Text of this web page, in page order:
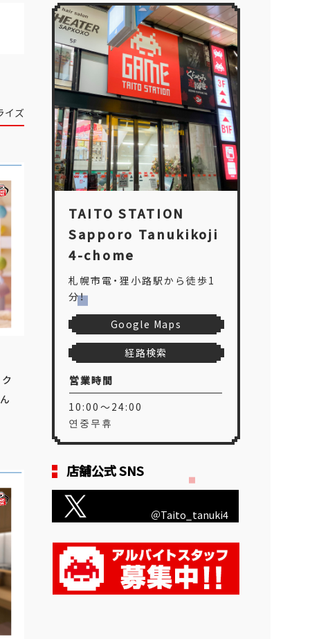
イズ
TAITO STATION
Sapporo Tanukikoji
4-chome
札幌市電・狸小路駅から徒歩1
分！
Google Maps
経路検索
営業時間
10:00～24:00
연중무휴
店舗公式 SNS
＠Taito_tanuki4